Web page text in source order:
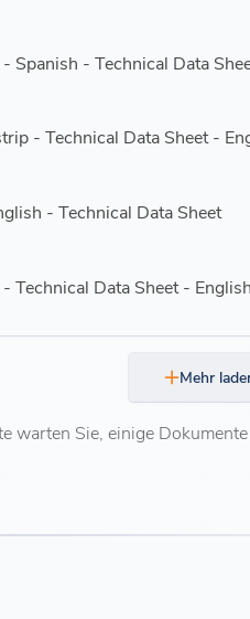
Spanish - Technical Data
- Technical Data Sheet -
- Technical Data Sheet
Technical Data Sheet -
Mehr
warten Sie, einige